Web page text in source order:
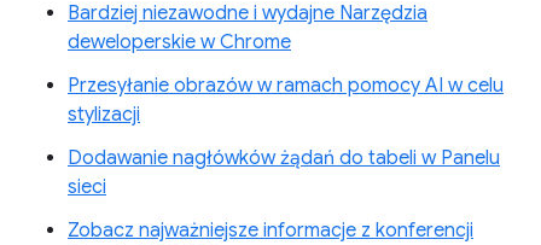
Bardziej niezawodne i wydajne Narzędzia
deweloperskie w Chrome
Przesyłanie obrazów w ramach pomocy AI w celu
stylizacji
Dodawanie nagłówków żądań do tabeli w Panelu
sieci
Zobacz najważniejsze informacje z konferencji